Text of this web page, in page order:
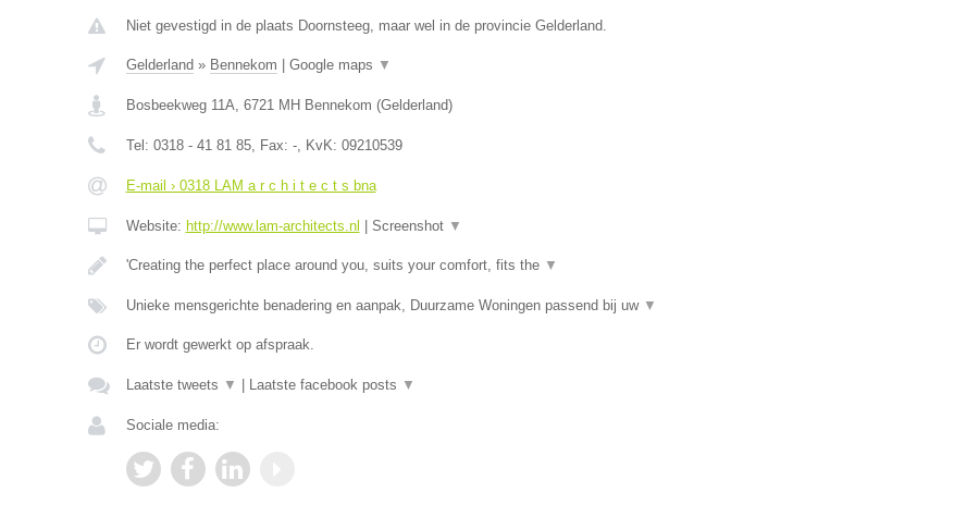
Niet gevestigd in de plaats Doornsteeg, maar wel in de provincie Gelderland.
Gelderland » Bennekom Google maps ▼
Bosbeekweg 11A, 6721 MH Bennekom (Gelderland)
Tel: 0318 - 41 81 85, Fax: -, KvK: 09210539
E-mail › 0318 LAM a r c h i t e c t s bna
Website: http://www.lam-architects.nl Screenshot ▼
'Creating the perfect place around you, suits your comfort, fits the ▼
Unieke mensgerichte benadering en aanpak, Duurzame Woningen passend bij uw ▼
Er wordt gewerkt op afspraak.
Laatste tweets ▼ Laatste facebook posts ▼
Sociale media: